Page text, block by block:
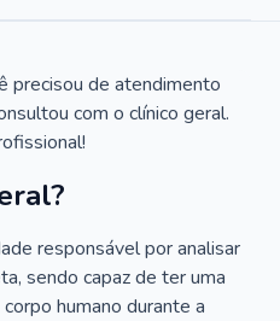
precisou de atendimento
com o clínico geral.
responsável por analisar
sendo capaz de ter uma
humano durante a